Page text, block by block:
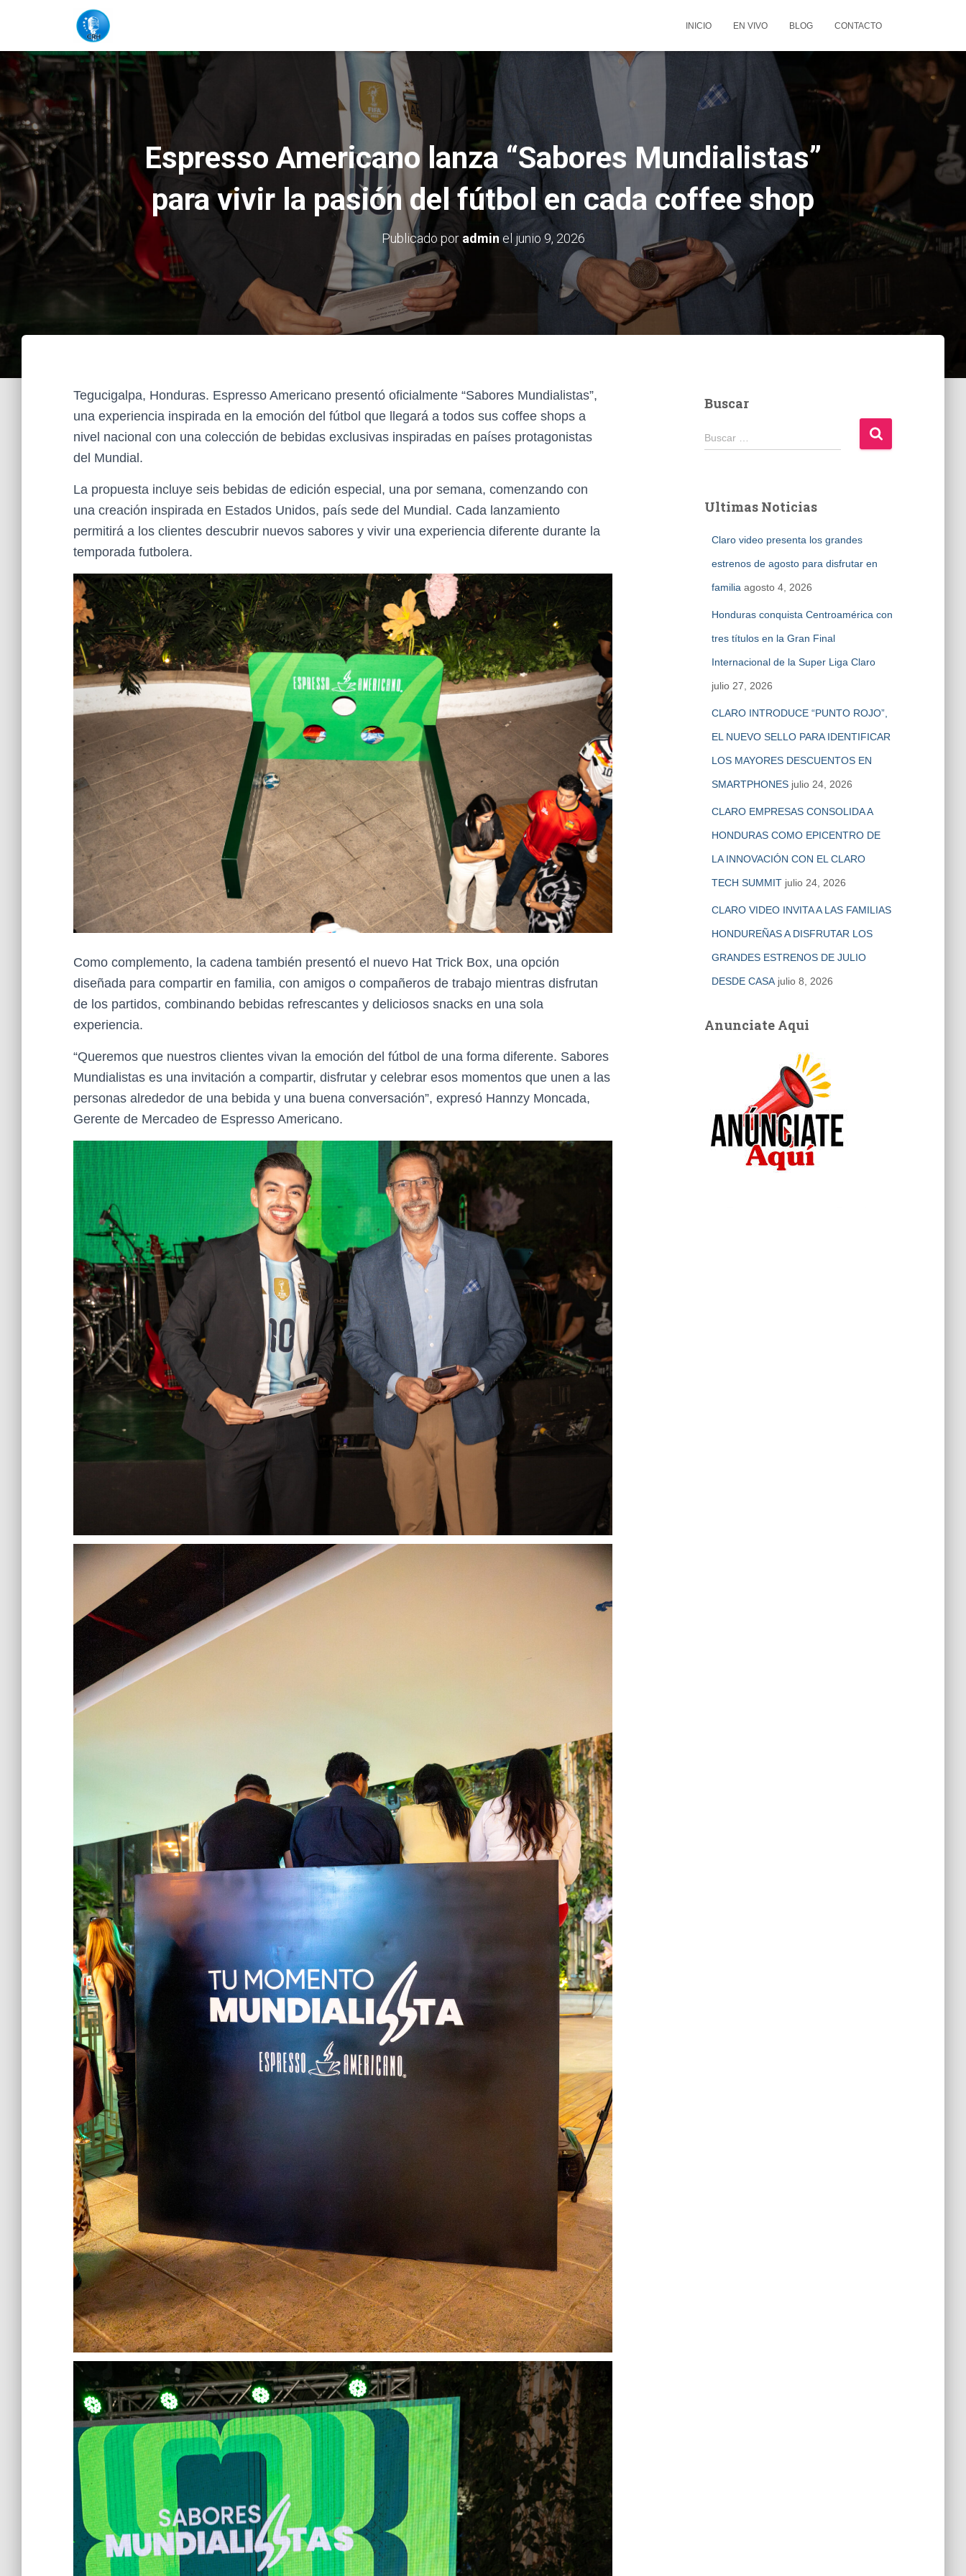
INICIO EN VIVO BLOG CONTACTO
Espresso Americano lanza “Sabores Mundialistas”
para vivir la pasión del fútbol en cada coffee shop
Publicado por admin el junio 9, 2026
Tegucigalpa, Honduras. Espresso Americano presentó oficialmente “Sabores Mundialistas”,
una experiencia inspirada en la emoción del fútbol que llegará a todos sus coffee shops a
nivel nacional con una colección de bebidas exclusivas inspiradas en países protagonistas
del Mundial.
La propuesta incluye seis bebidas de edición especial, una por semana, comenzando con
una creación inspirada en Estados Unidos, país sede del Mundial. Cada lanzamiento
permitirá a los clientes descubrir nuevos sabores y vivir una experiencia diferente durante la
temporada futbolera.
Como complemento, la cadena también presentó el nuevo Hat Trick Box, una opción
diseñada para compartir en familia, con amigos o compañeros de trabajo mientras disfrutan
de los partidos, combinando bebidas refrescantes y deliciosos snacks en una sola
experiencia.
“Queremos que nuestros clientes vivan la emoción del fútbol de una forma diferente. Sabores
Mundialistas es una invitación a compartir, disfrutar y celebrar esos momentos que unen a las
personas alrededor de una bebida y una buena conversación”, expresó Hannzy Moncada,
Gerente de Mercadeo de Espresso Americano.
Buscar
B
u
r
Buscar …
Ultimas Noticias
Claro video presenta los grandes
estrenos de agosto para disfrutar en
familia agosto 4, 2026
Honduras conquista Centroamérica con
tres títulos en la Gran Final
Internacional de la Super Liga Claro
julio 27, 2026
CLARO INTRODUCE “PUNTO ROJO”,
EL NUEVO SELLO PARA IDENTIFICAR
LOS MAYORES DESCUENTOS EN
SMARTPHONES julio 24, 2026
CLARO EMPRESAS CONSOLIDA A
HONDURAS COMO EPICENTRO DE
LA INNOVACIÓN CON EL CLARO
TECH SUMMIT julio 24, 2026
CLARO VIDEO INVITA A LAS FAMILIAS
HONDUREÑAS A DISFRUTAR LOS
GRANDES ESTRENOS DE JULIO
DESDE CASA julio 8, 2026
Anunciate Aqui